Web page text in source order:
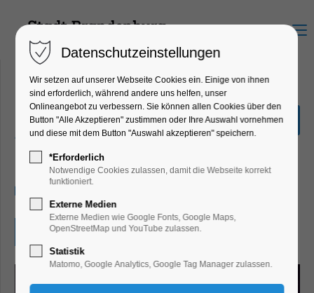
Menu
Manga- und Comic-
Zeichenwettbewerb
Kinder, Jugend, Kunst, Mitmach-Aktion
Eintritt frei
Datenschutzeinstellungen
Wir setzen auf unserer Webseite Cookies ein. Einige von ihnen
sind erforderlich, während andere uns helfen, unser
Onlineangebot zu verbessern. Sie können allen Cookies über den
Button "Alle Akzeptieren" zustimmen oder Ihre Auswahl vornehmen
und diese mit dem Button "Auswahl akzeptieren" speichern.
*Erforderlich
Notwendige Cookies zulassen, damit die Webseite korrekt
funktioniert.
Externe Medien
Externe Medien wie Google Fonts, Google Maps,
OpenStreetMap und YouTube zulassen.
Statistik
Matomo, Google Analytics, Google Tag Manager zulassen.